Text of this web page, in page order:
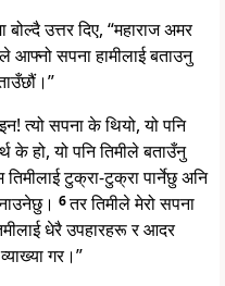
उत्तर दिए, “महाराज अमर
आफ्नो सपना हामीलाई बताउनु
त्यो सपना के थियो, यो पनि
के हो, यो पनि तिमीले बताउँनु
टुक्रा-टुक्रा पार्नेछु अनि
6तर तिमीले मेरो सपना
धेरै उपहारहरू र आदर
गर।”